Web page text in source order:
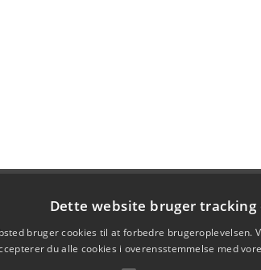
Dette website bruger tracking
bruger cookies til at forbedre brugeroplevelsen.
du alle cookies i overensstemmelse med